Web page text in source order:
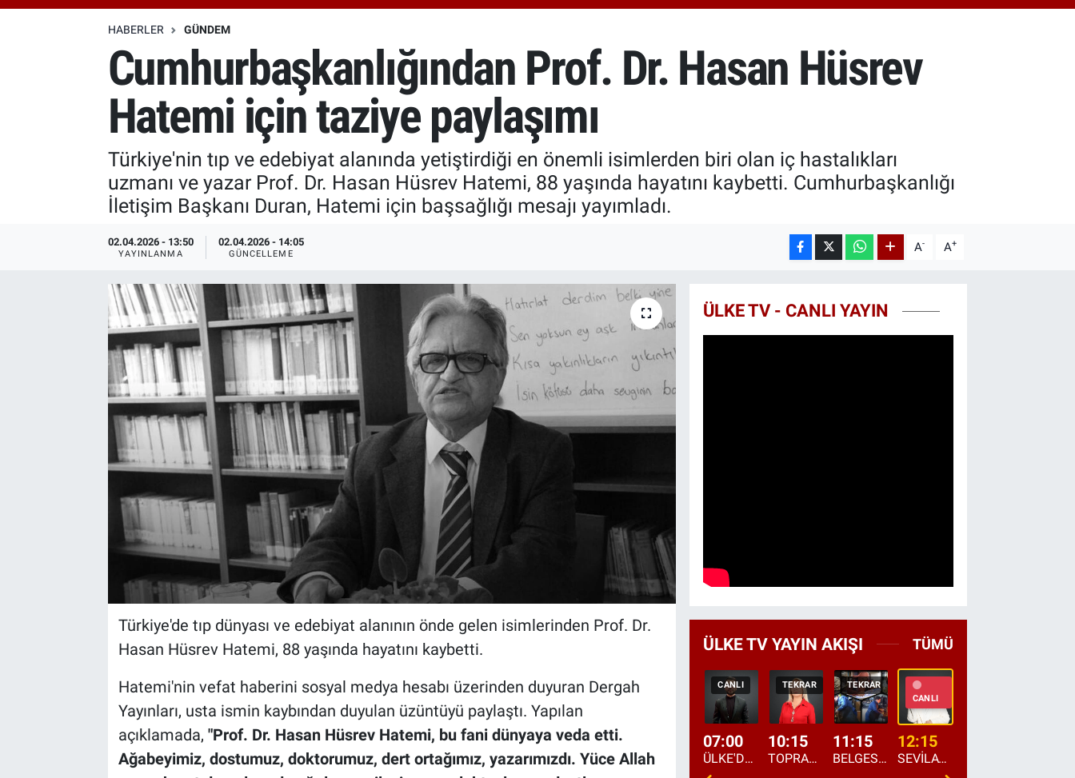
13.703
%0
HABERLER GÜNDEM
Cumhurbaşkanlığından Prof. Dr. Hasan Hüsrev
Hatemi için taziye paylaşımı
Türkiye'nin tıp ve edebiyat alanında yetiştirdiği en önemli isimlerden biri olan iç hastalıkları
uzmanı ve yazar Prof. Dr. Hasan Hüsrev Hatemi, 88 yaşında hayatını kaybetti. Cumhurbaşkanlığı
İletişim Başkanı Duran, Hatemi için başsağlığı mesajı yayımladı.
02.04.2026 - 13:50
YAYINLANMA
02.04.2026 - 14:05
GÜNCELLEME A- A+
Türkiye'de tıp dünyası ve edebiyat alanının önde gelen isimlerinden Prof. Dr.
Hasan Hüsrev Hatemi, 88 yaşında hayatını kaybetti.
Hatemi'nin vefat haberini sosyal medya hesabı üzerinden duyuran Dergah
Yayınları, usta ismin kaybından duyulan üzüntüyü paylaştı. Yapılan
açıklamada, "Prof. Dr. Hasan Hüsrev Hatemi, bu fani dünyaya veda etti.
Ağabeyimiz, dostumuz, doktorumuz, dert ortağımız, yazarımızdı. Yüce Allah
ÜLKE TV - CANLI YAYIN
ÜLKE TV YAYIN AKIŞI TÜMÜ
CANLI
07:00
ÜLKE'DE BU SABAH
TEKRAR
10:15
TOPRAKTAN SOFRAYA
TEKRAR
11:15
BELGESEL: "ÜLKE'NİN ALIN TERİ"
CANLI
12:15
SEVİLAY SUNGUR İLE ELİMİN BEREKETİ
Özel Haberler
Özel Haberler
Erişim Bilgileri
Haber Arşivi